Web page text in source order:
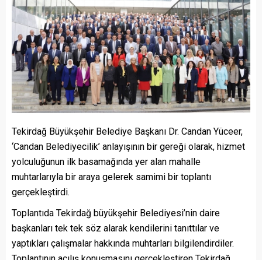
Tekirdağ Büyükşehir Belediye Başkanı Dr. Candan Yüceer,
‘Candan Belediyecilik’ anlayışının bir gereği olarak, hizmet
yolculuğunun ilk basamağında yer alan mahalle
muhtarlarıyla bir araya gelerek samimi bir toplantı
gerçekleştirdi.
Toplantıda Tekirdağ büyükşehir Belediyesi’nin daire
başkanları tek tek söz alarak kendilerini tanıttılar ve
yaptıkları çalışmalar hakkında muhtarları bilgilendirdiler.